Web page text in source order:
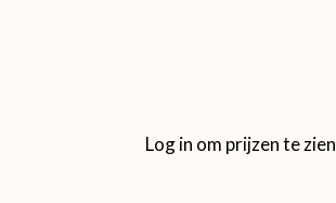
Log in om prijzen te zien